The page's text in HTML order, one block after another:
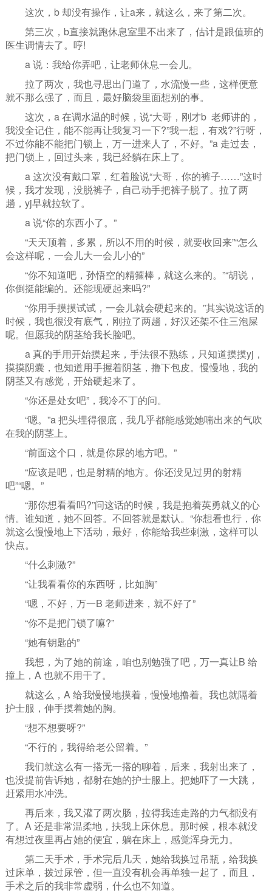
这次，b 却没有操作，让a来，就这么，来了第二次。
第三次，b直接就跑休息室里不出来了，估计是跟值班的
医生调情去了。哼!
a 说：我给你弄吧，让老师休息一会儿。
拉了两次，我也寻思出门道了，水流慢一些，这样便意
就不那么强了，而且，最好脑袋里面想别的事。
这次，a 在调水温的时候，说“大哥，刚才b 老师讲的，
我没全记住，能不能再让我复习一下?”我一想，有戏?”行呀，
不过你能不能把门锁上，万一进来人了，不好。”a 走过去，
把门锁上，回过头来，我已经躺在床上了。
a 这次没有戴口罩，红着脸说“大哥，你的裤子……”这时
候，我才发现，没脱裤子，自己动手把裤子脱了。拉了两
趟，yj早就拉软了。
a 说“你的东西小了。”
“天天顶着，多累，所以不用的时候，就要收回来”“怎么
会这样呢，一会儿大一会儿小的”
“你不知道吧，孙悟空的精箍棒，就这么来的。”“胡说，
你倒挺能编的。还能现硬起来吗?”
“你用手摸摸试试，一会儿就会硬起来的。”其实说这话的
时候，我也很没有底气，刚拉了两趟，好汉还架不住三泡屎
呢。但愿我的阴茎给我长脸吧。
a 真的手用开始摸起来，手法很不熟练，只知道摸摸yj，
摸摸阴囊，也知道用手握着阴茎，撸下包皮。慢慢地，我的
阴茎又有感觉，开始硬起来了。
“你还是处女吧”，我冷不丁的问。
“嗯。”a 把头埋得很底，我几乎都能感觉她喘出来的气吹
在我的阴茎上。
“前面这个口，就是你尿的地方吧。”
“应该是吧，也是射精的地方。你还没见过男的射精
吧”“嗯。”
“那你想看看吗?”问这话的时候，我是抱着英勇就义的心
情。谁知道，她不回答。不回答就是默认。“你想看也行，你
就这么慢慢地上下活动，最好，你能给我些刺激，这样可以
快点。
“什么刺激?”
“让我看看你的东西呀，比如胸”
“嗯，不好，万一B 老师进来，就不好了”
“你不是把门锁了嘛?”
“她有钥匙的”
我想，为了她的前途，咱也别勉强了吧，万一真让B 给
撞上，A 也就不用干了。
就这么，A 给我慢慢地摸着，慢慢地撸着。我也就隔着
护士服，伸手摸着她的胸。
“想不想要呀?”
“不行的，我得给老公留着。”
我们就这么有一搭无一搭的聊着，后来，我射出来了，
也没提前告诉她，都射在她的护士服上。把她吓了一大跳，
赶紧用水冲洗。
再后来，我又灌了两次肠，拉得我连走路的力气都没有
了。A 还是非常温柔地，扶我上床休息。那时候，根本就没
有想过夜里再占她的便宜，躺在床上，感觉浑身无力。
第二天手术，手术完后几天，她给我换过吊瓶，给我换
过床单，拨过尿管，但一直没有机会再单独一起了，而且，
手术之后的我非常虚弱，什么也不知道。